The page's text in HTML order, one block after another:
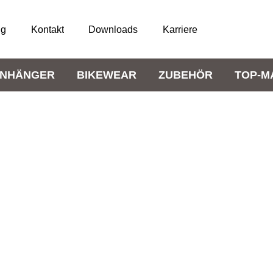
Kontakt Downloads Karriere
BIKEWEAR ZUBEHÖR TOP-